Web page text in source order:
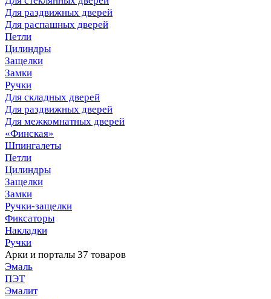
Для раздвижных дверей
Для распашных дверей
Петли
Цилиндры
Защелки
Замки
Ручки
Для складных дверей
Для раздвижных дверей
Для межкомнатных дверей
«Финская»
Шпингалеты
Петли
Цилиндры
Защелки
Замки
Ручки-защелки
Фиксаторы
Накладки
Ручки
Арки и порталы 37 товаров
Эмаль
ПЭТ
Эмалит